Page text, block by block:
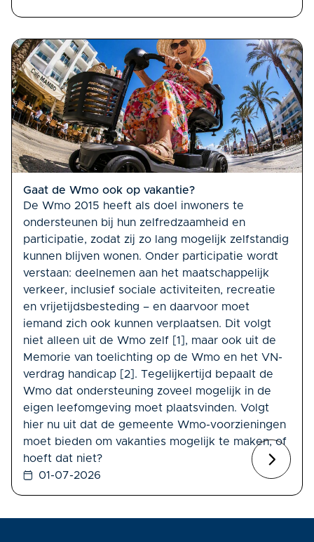
Gaat de Wmo ook op vakantie?
De Wmo 2015 heeft als doel inwoners te
ondersteunen bij hun zelfredzaamheid en
participatie, zodat zij zo lang mogelijk zelfstandig
kunnen blijven wonen. Onder participatie wordt
verstaan: deelnemen aan het maatschappelijk
verkeer, inclusief sociale activiteiten, recreatie
en vrijetijdsbesteding – en daarvoor moet
iemand zich ook kunnen verplaatsen. Dit volgt
niet alleen uit de Wmo zelf [1], maar ook uit de
Memorie van toelichting op de Wmo en het VN-
verdrag handicap [2]. Tegelijkertijd bepaalt de
Wmo dat ondersteuning zoveel mogelijk in de
eigen leefomgeving moet plaatsvinden. Volgt
hier nu uit dat de gemeente Wmo-voorzieningen
moet bieden om vakanties mogelijk te maken, of
hoeft dat niet?
01-07-2026